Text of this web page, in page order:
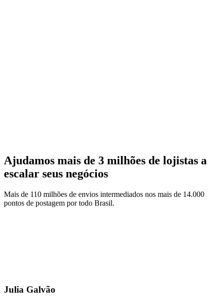
Ajudamos mais de 3 milhões de lojistas a
escalar seus negócios
Mais de 110 milhões de envios intermediados nos mais de 14.000
pontos de postagem por todo Brasil.
Julia Galvão